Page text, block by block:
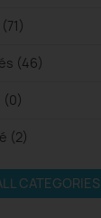
(46)
(0)
(2)
CATEGORIES